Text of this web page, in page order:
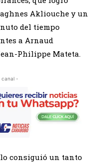
Akliouche y un
del tiempo
a Arnaud
Philippe Mateta.
canal -
consiguió un tanto